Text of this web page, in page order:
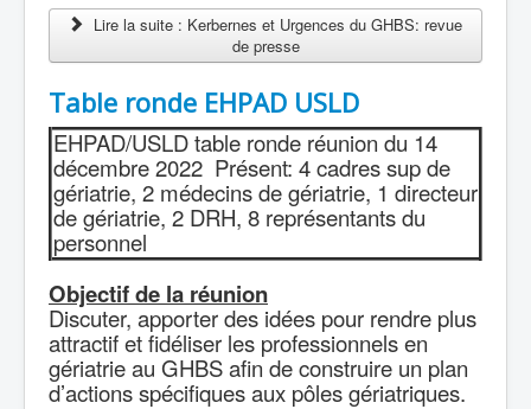
Lire la suite : Kerbernes et Urgences du GHBS: revue
de presse
Table ronde EHPAD USLD
EHPAD/USLD table ronde réunion du 14
décembre 2022 Présent: 4 cadres sup de
gériatrie, 2 médecins de gériatrie, 1 directeur
de gériatrie, 2 DRH, 8 représentants du
personnel
Objectif de la réunion
Discuter, apporter des idées pour rendre plus
attractif et fidéliser les professionnels en
gériatrie au GHBS afin de construire un plan
d’actions spécifiques aux pôles gériatriques.